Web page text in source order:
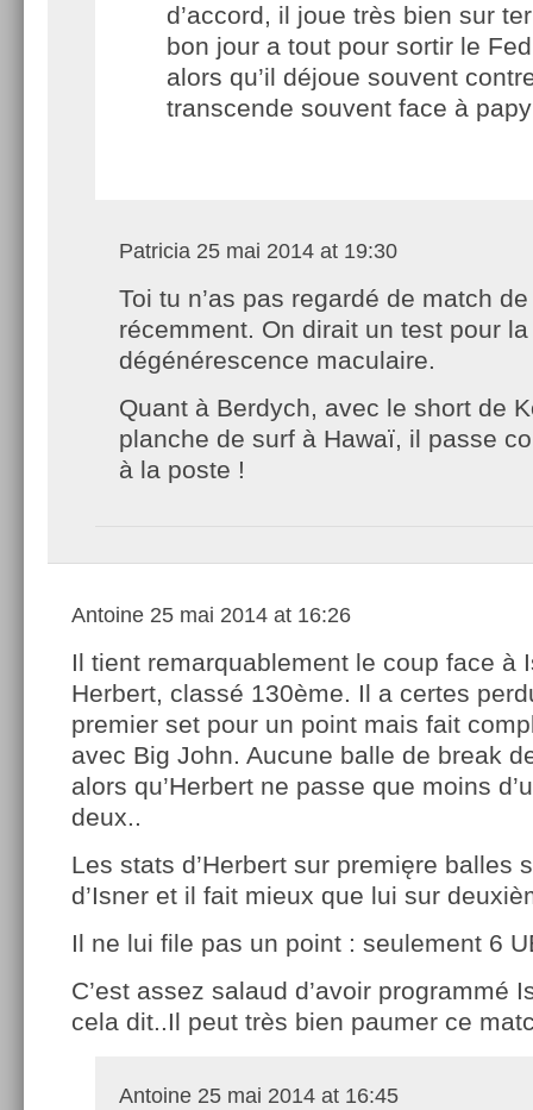
d’accord, il joue très bien sur
bon jour a tout pour sortir le
alors qu’il déjoue souvent
transcende souvent face à papy
Patricia 25 mai 2014 at 19:30
Toi tu n’as pas regardé de match
récemment. On dirait un test pour la
dégénérescence maculaire.
Quant à Berdych, avec le short de
planche de surf à Hawaï, il passe
à la poste !
Antoine 25 mai 2014 at 16:26
Il tient remarquablement le coup face à
Herbert, classé 130ème. Il a certes
premier set pour un point mais fait
avec Big John. Aucune balle de break
alors qu’Herbert ne passe que moins
deux..
Les stats d’Herbert sur premięre balles
d’Isner et il fait mieux que lui sur
Il ne lui file pas un point : seulement 6
C’est assez salaud d’avoir programmé
cela dit..Il peut très bien paumer ce
Antoine 25 mai 2014 at 16:45